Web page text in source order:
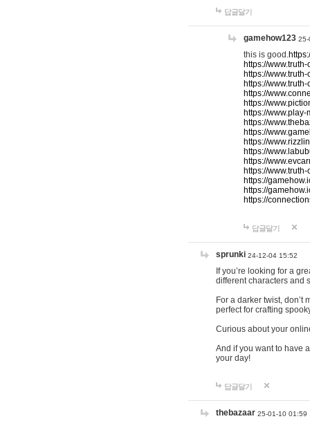
답글달기
gamehow123 25-
this is good.
https://
https://
https://
https://
https://
https://
https://
https://
https://
https://
https://
https://
https://
https://
https://
답글달기
sprunki 24-12-04 15:52
If you’re looking for a
different characters and
For a darker twist, don’t
perfect for crafting
Curious about your
And if you want to have
your day!
답글달기
thebazaar 25-01-10 01:59